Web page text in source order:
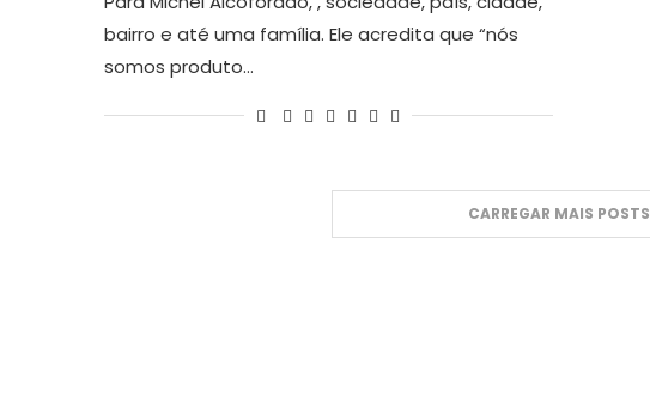
bairro e até uma família. Ele acredita que “nós
somos produto…
CARREGAR MAIS POSTS